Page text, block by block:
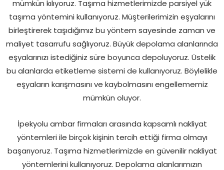
mümkün kılıyoruz. Taşıma hizmetlerimizde parsiyel yük
taşıma yöntemini kullanıyoruz. Müşterilerimizin eşyalarını
birleştirerek taşıdığımız bu yöntem sayesinde zaman ve
maliyet tasarrufu sağlıyoruz. Büyük depolama alanlarında
eşyalarınızı istediğiniz süre boyunca depoluyoruz. Üstelik
bu alanlarda etiketleme sistemi de kullanıyoruz. Böylelikle
eşyaların karışmasını ve kaybolmasını engellememiz
mümkün oluyor.
İpekyolu ambar firmaları arasında kapsamlı nakliyat
yöntemleri ile birçok kişinin tercih ettiği firma olmayı
başarıyoruz. Taşıma hizmetlerimizde en güvenilir nakliyat
yöntemlerini kullanıyoruz. Depolama alanlarımızın